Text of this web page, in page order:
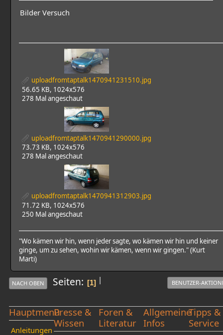
Bilder Versuch
uploadfromtaptalk1470941231510.jpg
56.65 KB, 1024x576
278 Mal angeschaut
uploadfromtaptalk1470941290000.jpg
73.73 KB, 1024x576
278 Mal angeschaut
uploadfromtaptalk1470941312903.jpg
71.72 KB, 1024x576
250 Mal angeschaut
"Wo kämen wir hin, wenn jeder sagte, wo kämen wir hin und keiner
ginge, um zu sehen, wohin wir kämen, wenn wir gingen." (Kurt
Marti)
|
NACH OBEN Seiten 1 BENUTZER-
Hauptmenü
Anleitungen
Presse &
Wissen
Foren &
Literatur
Allgemeine
Infos
Tipps &
Service